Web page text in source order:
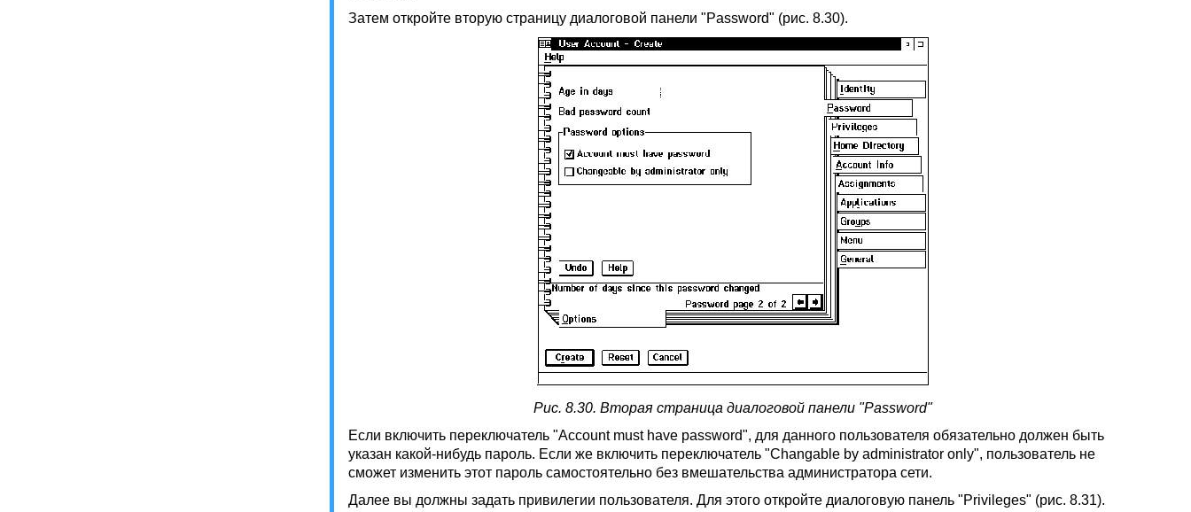
Затем откройте вторую страницу диалоговой панели "Password" (рис. 8.30).
Рис. 8.30. Вторая страница диалоговой панели "Password"
Если включить переключатель "Account must have password", для данного пользователя обязательно должен быть
указан какой-нибудь пароль. Если же включить переключатель "Changable by administrator only", пользователь не
сможет изменить этот пароль самостоятельно без вмешательства администратора сети.
Далее вы должны задать привилегии пользователя. Для этого откройте диалоговую панель "Privileges" (рис. 8.31).